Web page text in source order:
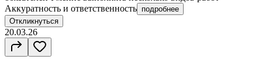
Аккуратность и ответственность подробнее
Откликнуться
20.03.26